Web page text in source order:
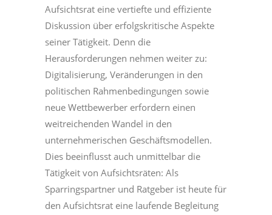
Aufsichtsrat eine vertiefte und effiziente
Diskussion über erfolgskritische Aspekte
seiner Tätigkeit. Denn die
Herausforderungen nehmen weiter zu:
Digitalisierung, Veränderungen in den
politischen Rahmenbedingungen sowie
neue Wettbewerber erfordern einen
weitreichenden Wandel in den
unternehmerischen Geschäftsmodellen.
Dies beeinflusst auch unmittelbar die
Tätigkeit von Aufsichtsräten: Als
Sparringspartner und Ratgeber ist heute für
den Aufsichtsrat eine laufende Begleitung